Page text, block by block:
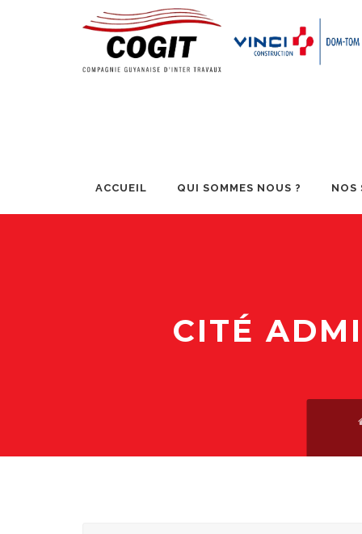
ACCUEIL QUI SOMMES NOUS ? NOS
CITÉ